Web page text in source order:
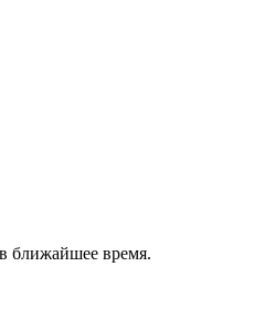
ближайшее время.